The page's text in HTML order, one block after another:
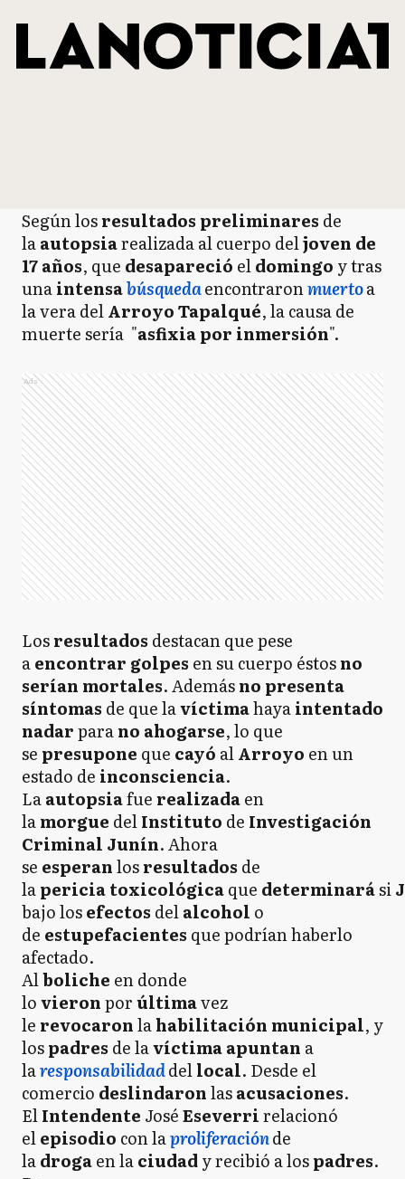
Según losresultados preliminares de
laautopsiarealizada al cuerpo deljoven de
17 años, que desapareció eldomingo y tras
unaintensabúsquedaencontraronmuertoa
la vera delArroyo Tapalqué, la causa de
muerte sería "asfixia por inmersión".
Ads
Losresultados destacan que pese
aencontrar golpes en su cuerpo éstosno
serían mortales. Ademásno presenta
síntomas de que lavíctimahayaintentado
nadarparano ahogarse, lo que
se presupone que cayó alArroyo en un
estado de inconsciencia.
Laautopsiafue realizadaen
lamorgue delInstituto de Investigación
Criminal Junín. Ahora
se esperanlosresultados de
lapericiatoxicológicaque determinarási
bajo losefectos delalcohol o
de estupefacientes que podrían haberlo
afectado.
Alboliche en donde
lovieronporúltimavez
le revocaronlahabilitación municipal, y
lospadres de lavíctima apuntan a
laresponsabilidaddellocal. Desde el
comercio deslindaronlasacusaciones.
ElIntendente JoséEseverrirelacionó
elepisodio con laproliferaciónde
ladrogaen laciudady recibió a lospadres.